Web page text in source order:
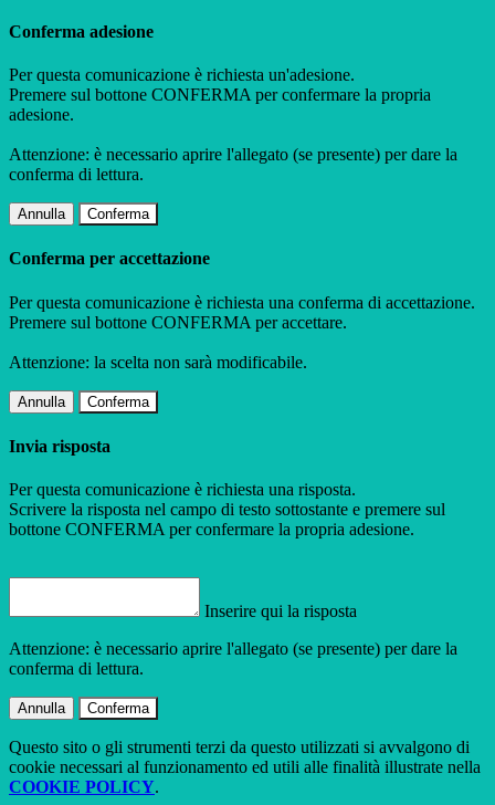
Conferma adesione
Per questa comunicazione è richiesta un'adesione.
Premere sul bottone CONFERMA per confermare la propria
adesione.
Attenzione: è necessario aprire l'allegato (se presente) per dare la
conferma di lettura.
Annulla Conferma
Conferma per accettazione
Per questa comunicazione è richiesta una conferma di accettazione.
Premere sul bottone CONFERMA per accettare.
Attenzione: la scelta non sarà modificabile.
Annulla Conferma
Invia risposta
Per questa comunicazione è richiesta una risposta.
Scrivere la risposta nel campo di testo sottostante e premere sul
bottone CONFERMA per confermare la propria adesione.
Inserire qui la risposta
Attenzione: è necessario aprire l'allegato (se presente) per dare la
conferma di lettura.
Annulla Conferma
Questo sito o gli strumenti terzi da questo utilizzati si avvalgono di
cookie necessari al funzionamento ed utili alle finalità illustrate nella
COOKIE POLICY.